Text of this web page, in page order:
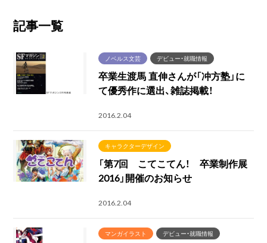
記事一覧
ノベルス文芸 デビュー・就職情報
卒業生渡馬 直伸さんが「冲方塾」に
て優秀作に選出、雑誌掲載！
2016.2.04
キャラクターデザイン
「第7回 こてこてん！ 卒業制作展
2016」開催のお知らせ
2016.2.04
マンガイラスト デビュー・就職情報